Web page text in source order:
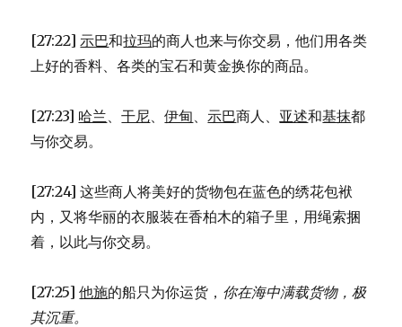
[27:22]示巴和拉玛的商人也来与你交易，他们用各类
上好的香料、各类的宝石和黄金换你的商品。
[27:23] 哈兰、干尼、伊甸、示巴商人、 亚述和基抹都
与你交易。
[27:24] 这些商人将美好的货物包在蓝色的绣花包袱
内，又将华丽的衣服装在香柏木的箱子里，用绳索捆
着，以此与你交易。
[27:25]他施的船只为你运货， 你在海中满载货物，极
其沉重。